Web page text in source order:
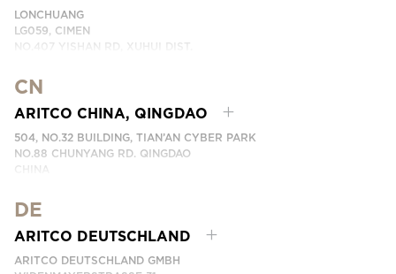
LONCHUANG
LG059, CIMEN
NO.407 YISHAN RD, XUHUI DIST.
TELEFONNUMMER: +86 400 6233 121
EMAIL:INFO.CHINA@ARITCO.COM
KONTAKTIEREN SIE UNS
CN
ARITCO CHINA, QINGDAO
504, NO.32 BUILDING, TIAN’AN CYBER PARK
NO.88 CHUNYANG RD. QINGDAO
CHINA
TELEFONNUMMER: +86 532 66736895
KONTAKTIEREN SIE UNS
DE
ARITCO DEUTSCHLAND
ARITCO DEUTSCHLAND GMBH